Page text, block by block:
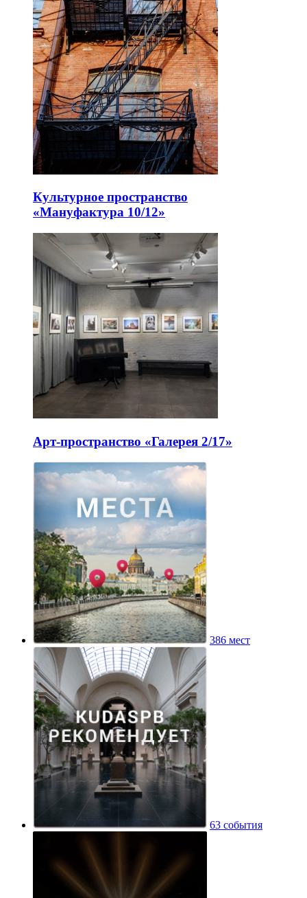
Культурное пространство
«Мануфактура 10/12»
Арт-пространство «Галерея 2/17»
386 мест
63 события